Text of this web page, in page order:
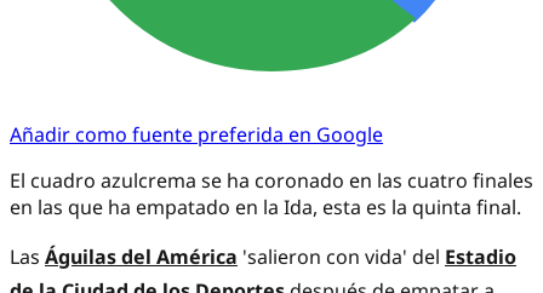
Añadir como fuente preferida en Google
El cuadro azulcrema se ha coronado en las cuatro finales
en las que ha empatado en la Ida, esta es la quinta final.
Las Águilas del América 'salieron con vida' del Estadio